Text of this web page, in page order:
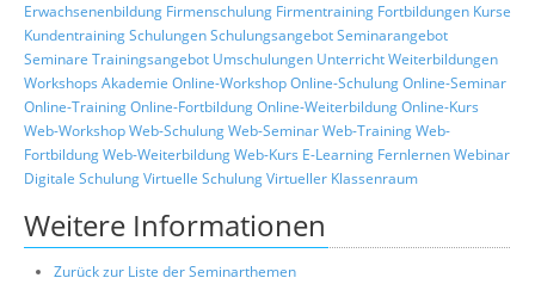
Erwachsenenbildung Firmenschulung Firmentraining Fortbildungen Kurse
KundentrainingSchulungenSchulungsangebotSeminarangebot
Seminare Trainingsangebot Umschulungen UnterrichtWeiterbildungen
Workshops Akademie Online-WorkshopOnline-SchulungOnline-Seminar
Online-TrainingOnline-FortbildungOnline-WeiterbildungOnline-Kurs
Web-WorkshopWeb-SchulungWeb-SeminarWeb-TrainingWeb-
FortbildungWeb-WeiterbildungWeb-Kurs E-Learning FernlernenWebinar
Digitale SchulungVirtuelle SchulungVirtueller Klassenraum
Weitere Informationen
Zurück zur Liste der Seminarthemen